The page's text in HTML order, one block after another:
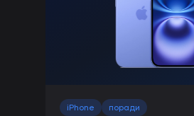
iPhone поради